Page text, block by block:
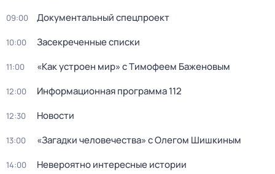
09:00 Документальный спецпроект
10:00 Зaceкрeченные списки
11:00 «Как устроен мир» с Тимофеем Баженовым
12:00 Информационная программа 112
12:30 Новости
13:00 «Загадки человечества» с Олегом Шишкиным
14:00 Невероятно интересные истории